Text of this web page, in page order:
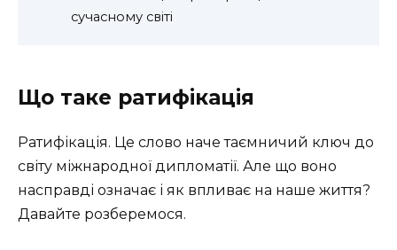
сучасному світі
Що таке ратифікація
Ратифікація. Це слово наче таємничий ключ до
світу міжнародної дипломатії. Але що воно
насправді означає і як впливає на наше життя?
Давайте розберемося.